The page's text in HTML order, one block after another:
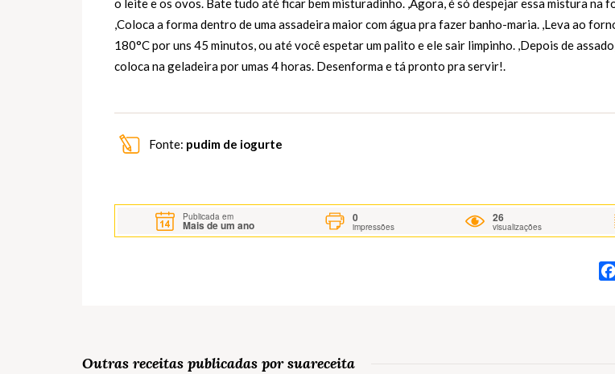
o leite e os ovos. Bate tudo até ficar bem misturadinho. ,Agora, é só despejar essa mistura na
,Coloca a forma dentro de uma assadeira maior com água pra fazer banho-maria. ,Leva ao
180°C por uns 45 minutos, ou até você espetar um palito e ele sair limpinho. ,Depois de
coloca na geladeira por umas 4 horas. Desenforma e tá pronto pra servir!.
Fonte: pudim de iogurte
Publicada em
Mais de um ano
0
impressões
26
visualizações
Outras receitas publicadas por suareceita